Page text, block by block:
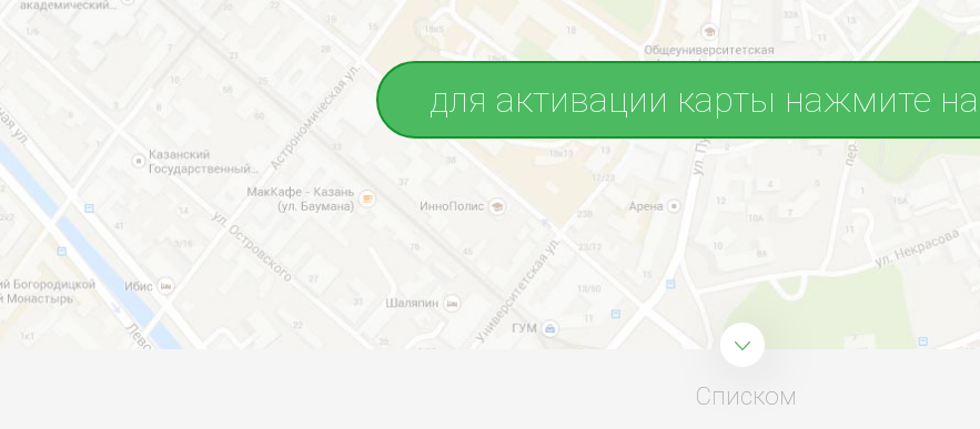
для активации карты нажмите
Списком